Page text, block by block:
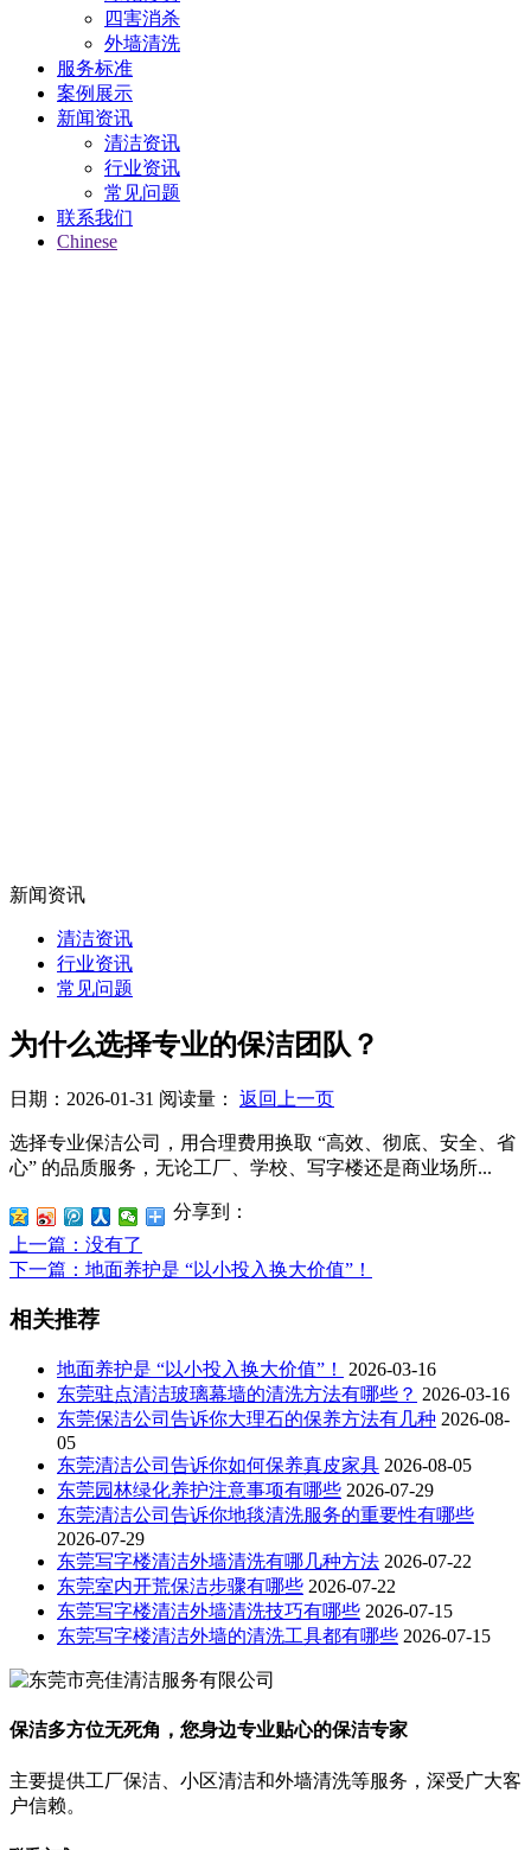
四害消杀
外墙清洗
服务标准
案例展示
新闻资讯
清洁资讯
行业资讯
常见问题
联系我们
Chinese
新闻资讯
清洁资讯
行业资讯
常见问题
为什么选择专业的保洁团队？
日期：2026-01-31 阅读量： 返回上一页
选择专业保洁公司，用合理费用换取 “高效、彻底、安全、省
心” 的品质服务，无论工厂、学校、写字楼还是商业场所...
分享到：
上一篇 ：没有了
下一篇 ：地面养护是 “以小投入换大价值”！
相关推荐
地面养护是 “以小投入换大价值”！
2026-03-16
东莞驻点清洁玻璃幕墙的清洗方法有哪些？ 2026-03-16
东莞保洁公司告诉你大理石的保养方法有几种 2026-08-
05
东莞清洁公司告诉你如何保养真皮家具 2026-08-05
东莞园林绿化养护注意事项有哪些 2026-07-29
东莞清洁公司告诉你地毯清洗服务的重要性有哪些
2026-07-29
东莞写字楼清洁外墙清洗有哪几种方法 2026-07-22
东莞室内开荒保洁步骤有哪些 2026-07-22
东莞写字楼清洁外墙清洗技巧有哪些 2026-07-15
东莞写字楼清洁外墙的清洗工具都有哪些 2026-07-15
保洁多方位无死角，您身边专业贴心的保洁专家
主要提供工厂保洁、小区清洁和外墙清洗等服务，深受广大客
户信赖。